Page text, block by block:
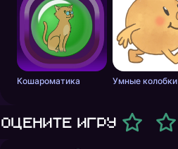
Кошароматика Умные колобки
Оцените игру